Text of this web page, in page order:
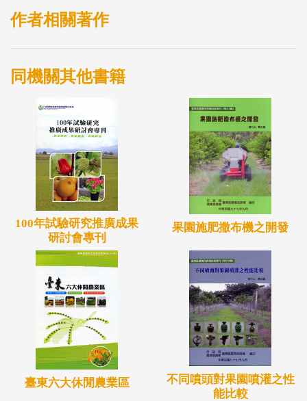
作者相關著作
同機關其他書籍
100年試驗研究推廣成果
研討會專刊
果園施肥撒布機之開發
臺東六大休閒農業區
不同噴頭對果園噴灌之性
能比較